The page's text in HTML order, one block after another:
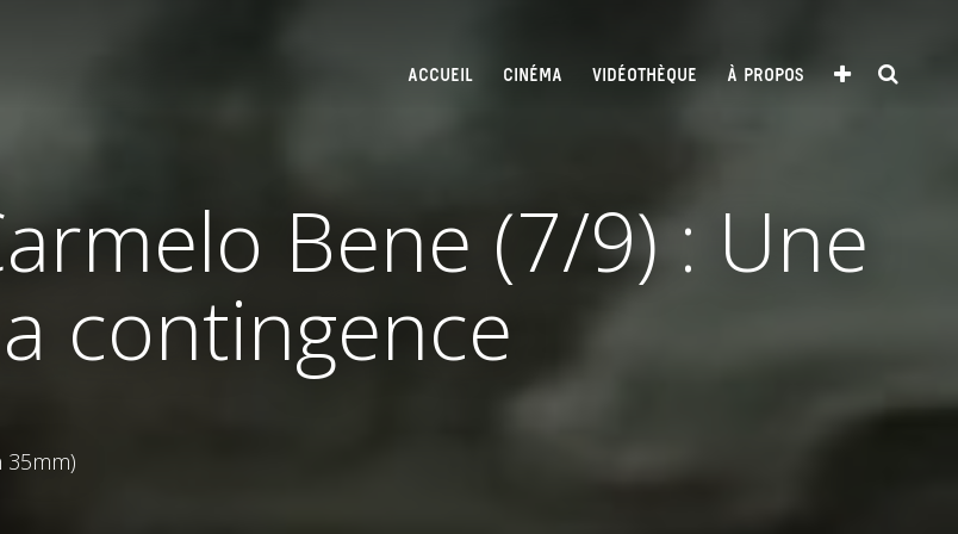
ACCUEIL CINÉMA VIDÉOTHÈQUE À PROPOS
Bene (7/9) : Une
contingence
35mm)